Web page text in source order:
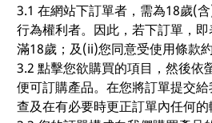
3.1 在網站下訂單者，需為18歲(
行為權利者。因此，若下訂單，
滿18歲；及(ii)您同意受使用條款約
3.2 點擊您欲購買的項目，然後依
便可訂購產品。在您將訂單提交
查及在有必要時更正訂單內任何的